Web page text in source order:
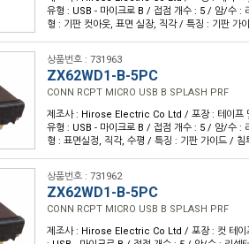
유형 : USB - 마이크로 B / 접점 개수 : 5 / 암/수 :
형 : 기판 컷아웃, 표면 실장, 직각 / 특징 : 기판 가
상품번호 : 731963
ZX62WD1-B-5PC
CONN RCPT MICRO USB B SPLASH PRF
제조사 : Hirose Electric Co Ltd / 포장 : 테이프
유형 : USB - 마이크로 B / 접점 개수 : 5 / 암/수 :
형 : 표면실정, 직각, 수평 / 특징 : 기판 가이드 /
상품번호 : 731962
ZX62WD1-B-5PC
CONN RCPT MICRO USB B SPLASH PRF
제조사 : Hirose Electric Co Ltd / 포장 : 컷 테이